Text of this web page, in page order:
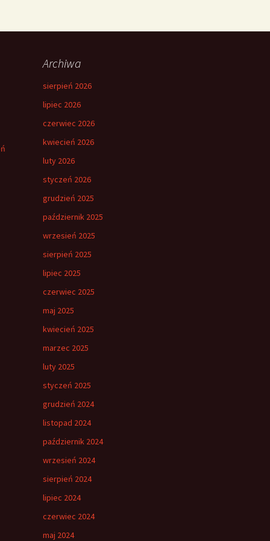
Archiwa
sierpień 2026
lipiec 2026
czerwiec 2026
kwiecień 2026
luty 2026
styczeń 2026
grudzień 2025
październik 2025
wrzesień 2025
sierpień 2025
lipiec 2025
czerwiec 2025
maj 2025
kwiecień 2025
marzec 2025
luty 2025
styczeń 2025
grudzień 2024
listopad 2024
październik 2024
wrzesień 2024
sierpień 2024
lipiec 2024
czerwiec 2024
maj 2024